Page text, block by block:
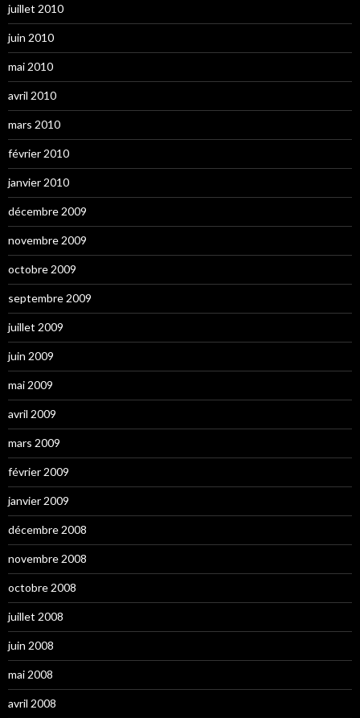
juillet 2010
juin 2010
mai 2010
avril 2010
mars 2010
février 2010
janvier 2010
décembre 2009
novembre 2009
octobre 2009
septembre 2009
juillet 2009
juin 2009
mai 2009
avril 2009
mars 2009
février 2009
janvier 2009
décembre 2008
novembre 2008
octobre 2008
juillet 2008
juin 2008
mai 2008
avril 2008